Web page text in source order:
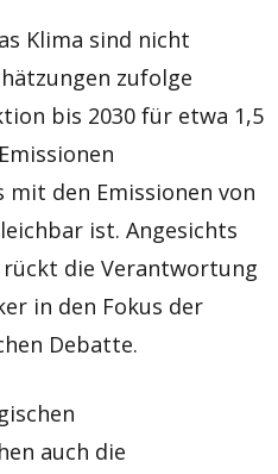
Klima sind nicht
zufolge
bis 2030 für etwa 1,5
den Emissionen von
ist. Angesichts
die Verantwortung
in den Fokus der
Debatte.
auch die